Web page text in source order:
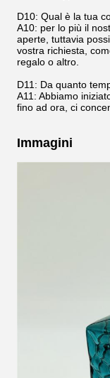
D10: Qual è la tua
A10: per lo più il
aperte, tuttavia
vostra richiesta,
regalo o altro.
D11: Da quanto
A11: Abbiamo
fino ad ora, ci
Immagini